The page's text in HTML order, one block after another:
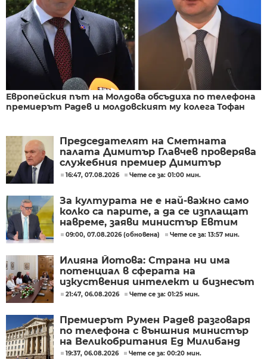
Европейския път на Молдова обсъдиха по телефона
премиерът Радев и молдовският му колега Тофан
Председателят на Сметната
палата Димитър Главчев проверява
служебния премиер Димитър
Главчев?
16:47, 07.08.2026 Чете се за: 01:00 мин.
За културата не е най-важно само
колко са парите, а да се изплащат
навреме, заяви министър Евтим
Милошев
09:00, 07.08.2026 (обновена) Чете се за: 13:57 мин.
Илияна Йотова: Страна ни има
потенциал в сферата на
изкуствения интелект и бизнесът
забелязва тези перспективи
21:47, 06.08.2026 Чете се за: 01:25 мин.
Премиерът Румен Радев разговаря
по телефона с външния министър
на Великобритания Ед Милибанд
19:37, 06.08.2026 Чете се за: 00:20 мин.